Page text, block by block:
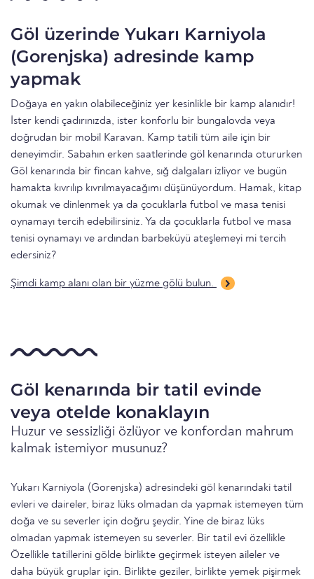
Göl üzerinde Yukarı Karniyola
(Gorenjska) adresinde kamp
yapmak
Doğaya en yakın olabileceğiniz yer kesinlikle bir kamp alanıdır!
İster kendi çadırınızda, ister konforlu bir bungalovda veya
doğrudan bir mobil Karavan. Kamp tatili tüm aile için bir
deneyimdir. Sabahın erken saatlerinde göl kenarında otururken
Göl kenarında bir fincan kahve, sığ dalgaları izliyor ve bugün
hamakta kıvrılıp kıvrılmayacağımı düşünüyordum. Hamak, kitap
okumak ve dinlenmek ya da çocuklarla futbol ve masa tenisi
oynamayı tercih edebilirsiniz. Ya da çocuklarla futbol ve masa
tenisi oynamayı ve ardından barbeküyü ateşlemeyi mi tercih
edersiniz?
Şimdi kamp alanı olan bir yüzme gölü bulun.
Göl kenarında bir tatil evinde
veya otelde konaklayın
Huzur ve sessizliği özlüyor ve konfordan mahrum
kalmak istemiyor musunuz?
Yukarı Karniyola (Gorenjska) adresindeki göl kenarındaki tatil
evleri ve daireler, biraz lüks olmadan da yapmak istemeyen tüm
doğa ve su severler için doğru şeydir. Yine de biraz lüks
olmadan yapmak istemeyen su severler. Bir tatil evi özellikle
Özellikle tatillerini gölde birlikte geçirmek isteyen aileler ve
daha büyük gruplar için. Birlikte geziler, birlikte yemek pişirmek